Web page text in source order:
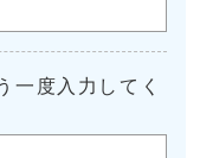
一度入力してく